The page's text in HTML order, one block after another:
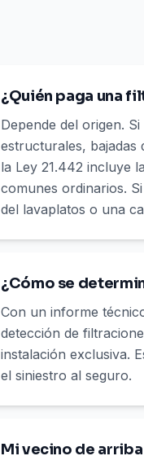
¿Quién paga una
Depende del origen.
estructurales, bajadas
la Ley 21.442 incluye
comunes ordinarios.
del lavaplatos o una
¿Cómo se
Con un informe
detección de
instalación exclusiva.
el siniestro al seguro.
Mi vecino de